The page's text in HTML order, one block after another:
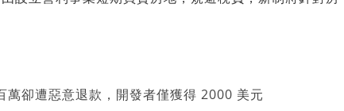
卻遭惡意退款，開發者僅獲得 2000 美元